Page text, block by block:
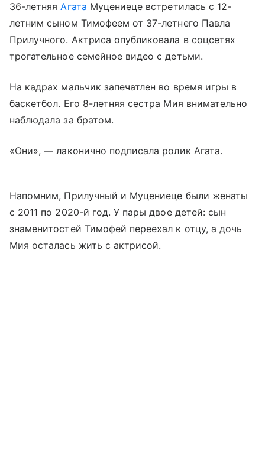
36-летняяАгата Муцениеце встретилась с 12-
летним сыном Тимофеем от 37-летнего Павла
Прилучного. Актриса опубликовала в соцсетях
трогательное семейное видео с детьми.
На кадрах мальчик запечатлен во время игры в
баскетбол. Его 8-летняя сестра Мия внимательно
наблюдала за братом.
«Они», — лаконично подписала ролик Агата.
Напомним, Прилучный и Муцениеце были женаты
с 2011 по 2020-й год. У пары двое детей: сын
знаменитостей Тимофей переехал к отцу, а дочь
Мия осталась жить с актрисой.